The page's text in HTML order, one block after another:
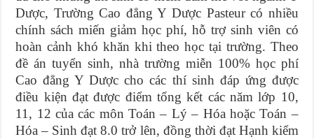
Dược, Trường Cao đẳng Y Dược Pasteur có nhiều
chính sách miến giảm học phí, hỗ trợ sinh viên có
hoàn cảnh khó khăn khi theo học tại trường. Theo
đề án tuyển sinh, nhà trường miễn 100% học phí
Cao đẳng Y Dược cho các thí sinh đáp ứng được
điều kiện đạt được điểm tổng kết các năm lớp 10,
11, 12 của các môn Toán – Lý – Hóa hoặc Toán –
Hóa – Sinh đạt 8.0 trở lên, đồng thời đạt Hạnh kiểm